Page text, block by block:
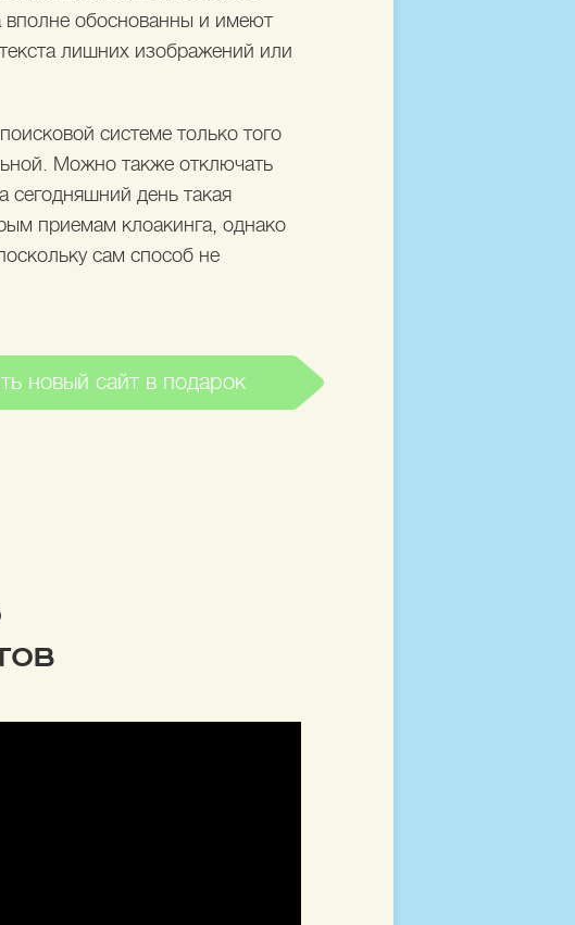
вполне обоснованны и имеют
лишних изображений или
системе только того
Можно также отключать
сегодняшний день такая
приемам клоакинга, однако
сам способ не
новый сайт в подарок